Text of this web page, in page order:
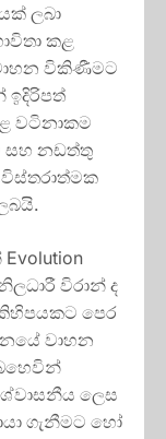
ලබා
කළ
විකිණීමට
ඉදිරිපත්
වටිනාකම
සහ නඩත්තු
විරාන් ද
පෙර
වාහන
ලෙස
ගැනීමට හෝ